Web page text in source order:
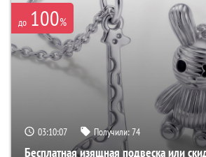
до 100%
03:10:06 Получили:74
Бесплатная изящная подвеска или